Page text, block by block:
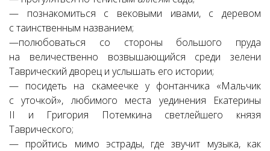
— познакомиться с вековыми ивами, с деревом
с таинственным названием;
—полюбоваться со стороны большого пруда
на величественно возвышающийся среди зелени
Таврический дворец и услышать его истории;
— посидеть на скамеечке у фонтанчика «Мальчик
с уточкой», любимого места уединения Екатерины
II и Григория Потемкина светлейшего князя
Таврического;
— пройтись мимо эстрады, где звучит музыка, как